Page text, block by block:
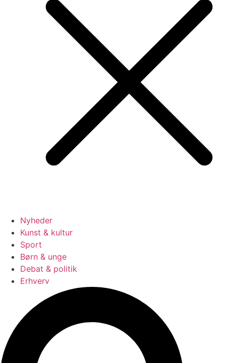
Nyheder
Kunst & kultur
Sport
Børn & unge
Debat & politik
Erhverv